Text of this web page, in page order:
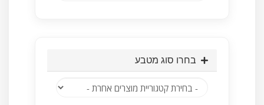
בחרו סוג מטבע